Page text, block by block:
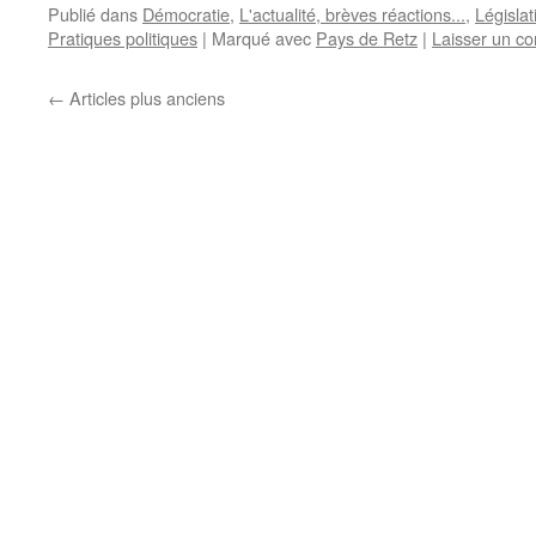
Publié dans Démocratie, L'actualité, brèves réactions...,
Pratiques politiques | Marqué avec Pays de Retz | Laisser un
← Articles plus anciens